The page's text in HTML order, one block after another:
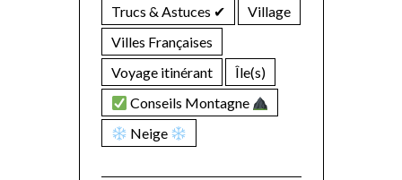
Trucs & Astuces ✔︎
Village
Villes Françaises
Voyage itinérant
Île(s)
Conseils Montagne
Neige